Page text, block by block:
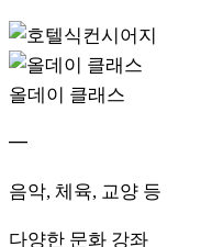
올데이 클래스
━
음악, 체육, 교양 등
다양한 문화 강좌